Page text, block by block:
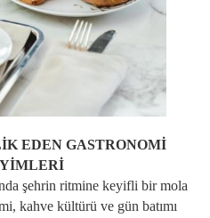
EDEN GASTRONOMİ
şehrin ritmine keyifli bir mola
kahve kültürü ve gün batımı